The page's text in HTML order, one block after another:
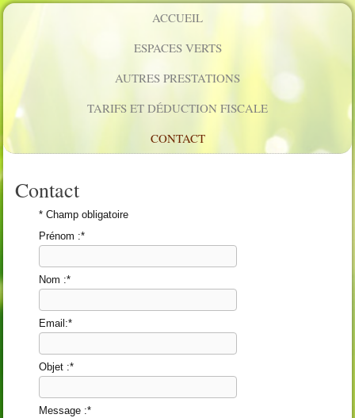
ACCUEIL
ESPACES VERTS
AUTRES PRESTATIONS
TARIFS ET DÉDUCTION FISCALE
CONTACT
Contact
* Champ obligatoire
Prénom :*
Nom :*
Email:*
Objet :*
Message :*